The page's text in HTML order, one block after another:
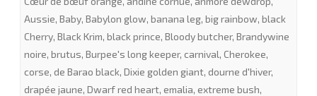
Aussie, Baby, Babylon glow, banana leg, big rainbow, black
Cherry, Black Krim, black prince, Bloody butcher, Brandywine
noire, brutus, Burpee's long keeper, carnival, Cherokee,
corse, de Barao black, Dixie golden giant, dourne d'hiver,
drapée jaune, Dwarf red heart, emalia, extreme bush,